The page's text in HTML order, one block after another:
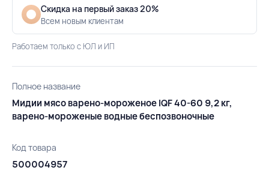
Скидка на первый заказ 20%
Всем новым клиентам
Работаем только с ЮЛ и ИП
Полное название
Мидии мясо варено-мороженое IQF 40-60 9,2 кг,
варено-мороженые водные беспозвоночные
Код товара
500004957